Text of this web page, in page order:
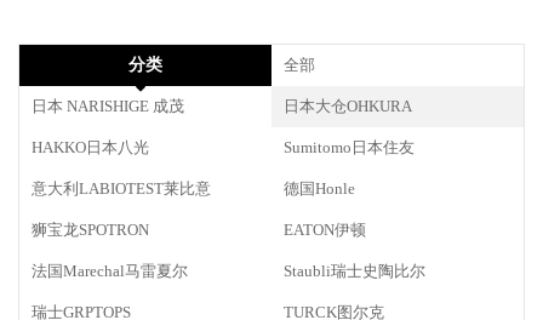
分类 全部
日本 NARISHIGE 成茂 日本大仓OHKURA
HAKKO日本八光 Sumitomo日本住友
意大利LABIOTEST莱比意 德国Honle
狮宝龙SPOTRON EATON伊顿
法国Marechal马雷夏尔 Staubli瑞士史陶比尔
瑞士GRPTOPS TURCK图尔克